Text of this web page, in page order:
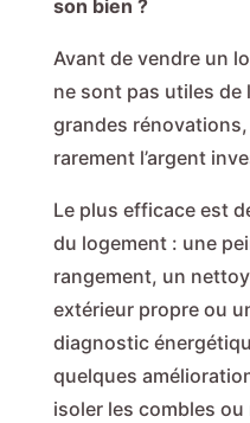
son bien ?
Avant de vendre un
ne sont pas utiles de
grandes
rarement l’argent
Le plus efficace est
du logement : une
rangement, un
extérieur propre ou
diagnostic
quelques
isoler les combles